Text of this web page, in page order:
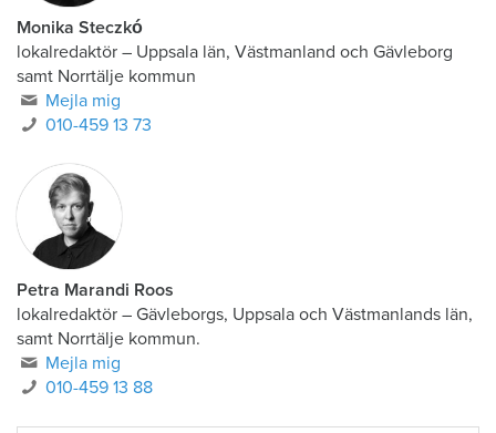
Monika Steczkó
lokalredaktör – Uppsala län, Västmanland och Gävleborg
samt Norrtälje kommun
Mejla mig
010-459 13 73
Petra Marandi Roos
lokalredaktör – Gävleborgs, Uppsala och Västmanlands län,
samt Norrtälje kommun.
Mejla mig
010-459 13 88